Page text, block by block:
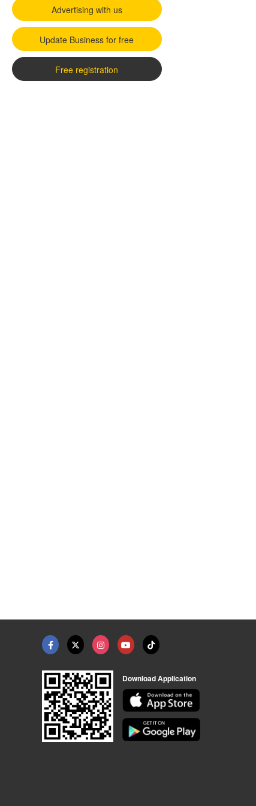
Advertising with us
Update Business for free
Free registration
Download Application